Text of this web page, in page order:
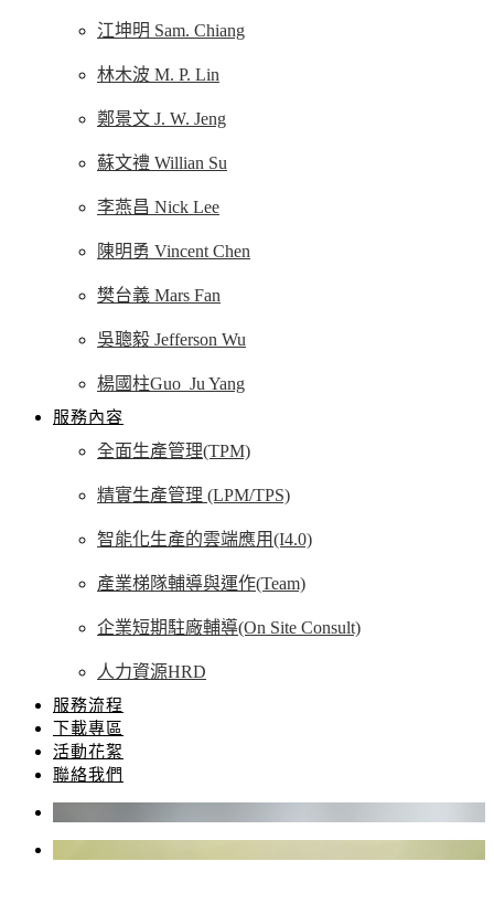
江坤明 Sam. Chiang
林木波 M. P. Lin
鄭景文 J. W. Jeng
蘇文禮 Willian Su
李燕昌 Nick Lee
陳明勇 Vincent Chen
樊台義 Mars Fan
吳聰毅 Jefferson Wu
楊國柱Guo_Ju Yang
服務內容
全面生產管理(TPM)
精實生產管理 (LPM/TPS)
智能化生產的雲端應用(I4.0)
產業梯隊輔導與運作(Team)
企業短期駐廠輔導(On Site Consult)
人力資源HRD
服務流程
下載專區
活動花絮
聯絡我們